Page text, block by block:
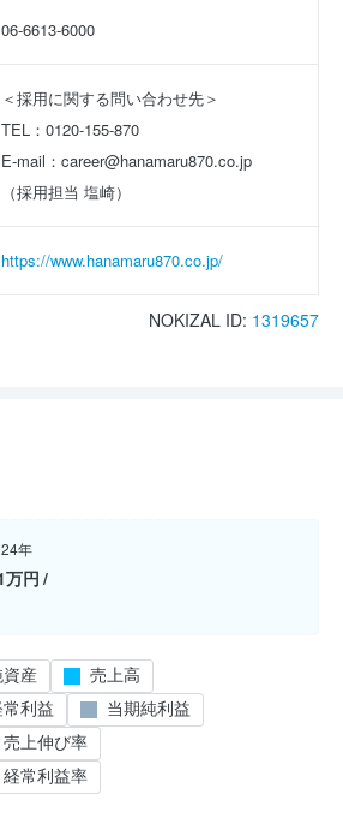
06-6613-6000
＜採用に関する問い合わせ先＞
TEL：0120-155-870
E-mail：career@hanamaru870.co.jp
（採用担当 塩崎）
https://www.hanamaru870.co.jp/
NOKIZAL ID: 1319657
年
万円
資産
売上高
常利益
当期純利益
売上伸び率
経常利益率